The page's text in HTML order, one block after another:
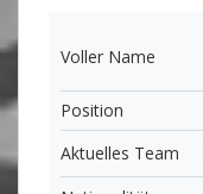
t
Voller Name
Position
Aktuelles Team